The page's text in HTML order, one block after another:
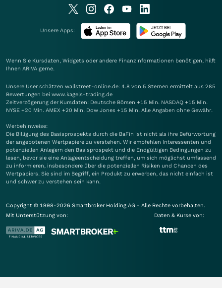
Unsere Apps:
Wenn Sie Kursdaten, Widgets oder andere Finanzinformationen benötigen, hilft
Ihnen ARIVA gerne.
Unsere User schätzen wallstreet-online.de: 4.8 von 5 Sternen ermittelt aus 285
Bewertungen bei www.kagels-trading.de
Zeitverzögerung der Kursdaten: Deutsche Börsen +15 Min. NASDAQ +15 Min.
NYSE +20 Min. AMEX +20 Min. Dow Jones +15 Min. Alle Angaben ohne Gewähr.
Werbehinweise:
Die Billigung des Basisprospekts durch die BaFin ist nicht als ihre Befürwortung
der angebotenen Wertpapiere zu verstehen. Wir empfehlen Interessenten und
potenziellen Anlegern den Basisprospekt und die Endgültigen Bedingungen zu
lesen, bevor sie eine Anlageentscheidung treffen, um sich möglichst umfassend
zu informieren, insbesondere über die potenziellen Risiken und Chancen des
Wertpapiers. Sie sind im Begriff, ein Produkt zu erwerben, das nicht einfach ist
und schwer zu verstehen sein kann.
Copyright © 1998-2026 Smartbroker Holding AG - Alle Rechte vorbehalten.
Mit Unterstützung von:
Daten & Kurse von: